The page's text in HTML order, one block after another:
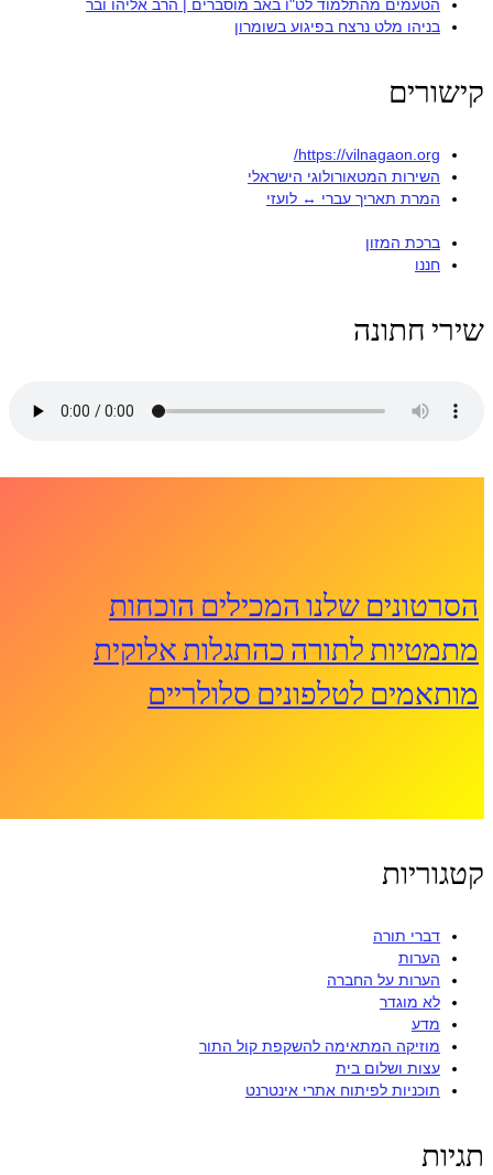
הטעמים מהתלמוד לט"ו באב מוסברים | הרב אליהו ובר
בניהו מלט נרצח בפיגוע בשומרון
קישורים
https://vilnagaon.org/
השירות המטאורולוגי הישראלי
המרת תאריך עברי ↔ לועזי
ברכת המזון
חננו
שירי חתונה
הסרטונים שלנו המכילים הוכחות
מתמטיות לתורה כהתגלות אלוקית
מותאמים לטלפונים סלולריים
קטגוריות
דברי תורה
הערות
הערות על החברה
לא מוגדר
מדע
מוזיקה המתאימה להשקפת קול התור
עצות ושלום בית
תוכניות לפיתוח אתרי אינטרנט
תגיות